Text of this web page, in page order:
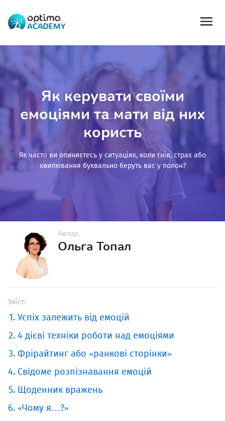
Як керувати своїми
емоціями та мати від них
користь
Як часто ви опиняєтесь у ситуаціях, коли гнів, страх або
хвилювання буквально беруть вас у полон?
Автор:
Ольга Топал
Зміст:
Успіх залежить від емоцій
4 дієві техніки роботи над емоціями
Фрірайтинг або «ранкові сторінки»
Свідоме розпізнавання емоцій
Щоденник вражень
«Чому я…?»